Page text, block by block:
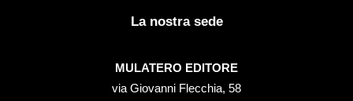
La nostra sede
MULATERO EDITORE
via Giovanni Flecchia, 58